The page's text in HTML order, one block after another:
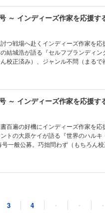
好きだなんて思うなよ！ ●幸田玲
ける ●竹島八百富『男は死ぬまでヒ
●神楽坂らせん『らせんの本棚出張
書評 ●芦火屋与太郎『我が国王』〈
圭一郎『隠れ恋』〈読切〉 隠れ忍
話、ではありません。にゃーお。
makoto『和み』〈表紙イラスト〉 手鞠で
海まどか／竹元かつみ／鷹野凌
～ インディーズ作家を応援す
つ戦場へ赴くインディーズ作家を
浩が語る『セルフブランディングで大
校正済み）、ジャンル不問（まる
妹と、母の異様な行動の理由 ●米
●川瀬薫『青い欄干』〈読切〉 新宿
リフォーム工事初日、達也は遅刻し
委員を振り回すのはクラスのイケメ
兵の足跡 ●泉鳴巳『夢のつづき』
名古屋共和国』〈読切〉 名古屋独
ーマノイドの「わたし」が手記を綴
〉 テーマは椿の生け花！ 制作：0.9Gravitation／宮比
～ インディーズ作家を応援す
遍の好機にインディーズ作家を応
トの大原ケイが語る『世界のハル
俺を激しく動揺させる ●波野發作
ど・とーく』〈読切〉 脱出ポッド
イタズラしちゃうぞ！奇々怪々な
3 4 ・ ・ ・